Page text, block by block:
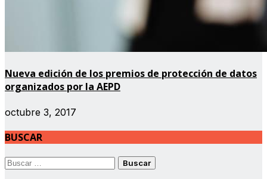
Nueva edición de los premios de protección de datos
organizados por la AEPD
octubre 3, 2017
BUSCAR
Buscar: